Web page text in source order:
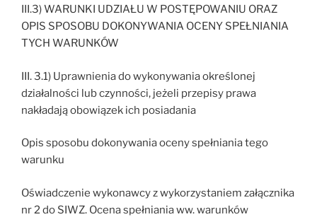
III.3) WARUNKI UDZIAŁU W POSTĘPOWANIU ORAZ
OPIS SPOSOBU DOKONYWANIA OCENY SPEŁNIANIA
TYCH WARUNKÓW
III. 3.1) Uprawnienia do wykonywania określonej
działalności lub czynności, jeżeli przepisy prawa
nakładają obowiązek ich posiadania
Opis sposobu dokonywania oceny spełniania tego
warunku
Oświadczenie wykonawcy z wykorzystaniem załącznika
nr 2 do SIWZ. Ocena spełniania ww. warunków